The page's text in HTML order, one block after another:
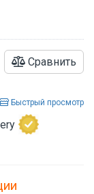
Сравнить
Быстрый просмотр